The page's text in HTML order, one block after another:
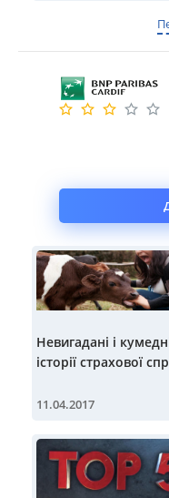
Невигадані і
історії страхової
11.04.2017